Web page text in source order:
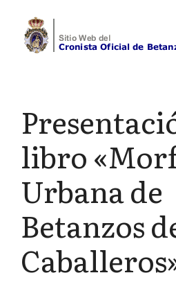
contenido
libro
Urbana de
Betanzos